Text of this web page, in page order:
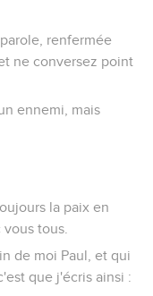
renfermée
ne conversez point
ennemi, mais
la paix en
tous.
de moi Paul, et qui
que j'écris ainsi :